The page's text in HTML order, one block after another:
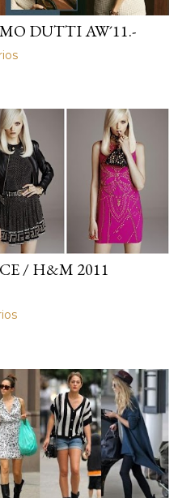
DUTTI AW´11.-
/ H&M 2011